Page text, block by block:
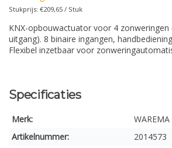
Stukprijs: €209,65 / Stuk
KNX-opbouwactuator voor 4 zonweringen
uitgang). 8 binaire ingangen,
Flexibel inzetbaar voor
Specificaties
Merk:
WAREMA
Artikelnummer:
2014573